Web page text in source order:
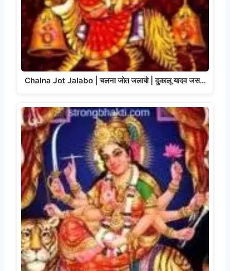
Chalna Jot Jalabo | चलना जोत जलाबो | दुकालू यादव जस…